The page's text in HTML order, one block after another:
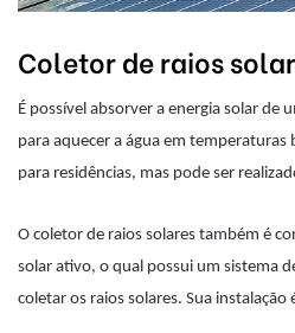
Coletor de raios
É possível absorver a energia solar de
para aquecer a água em temperaturas
para residências, mas pode ser
O coletor de raios solares também é
solar ativo, o qual possui um sistema
coletar os raios solares. Sua